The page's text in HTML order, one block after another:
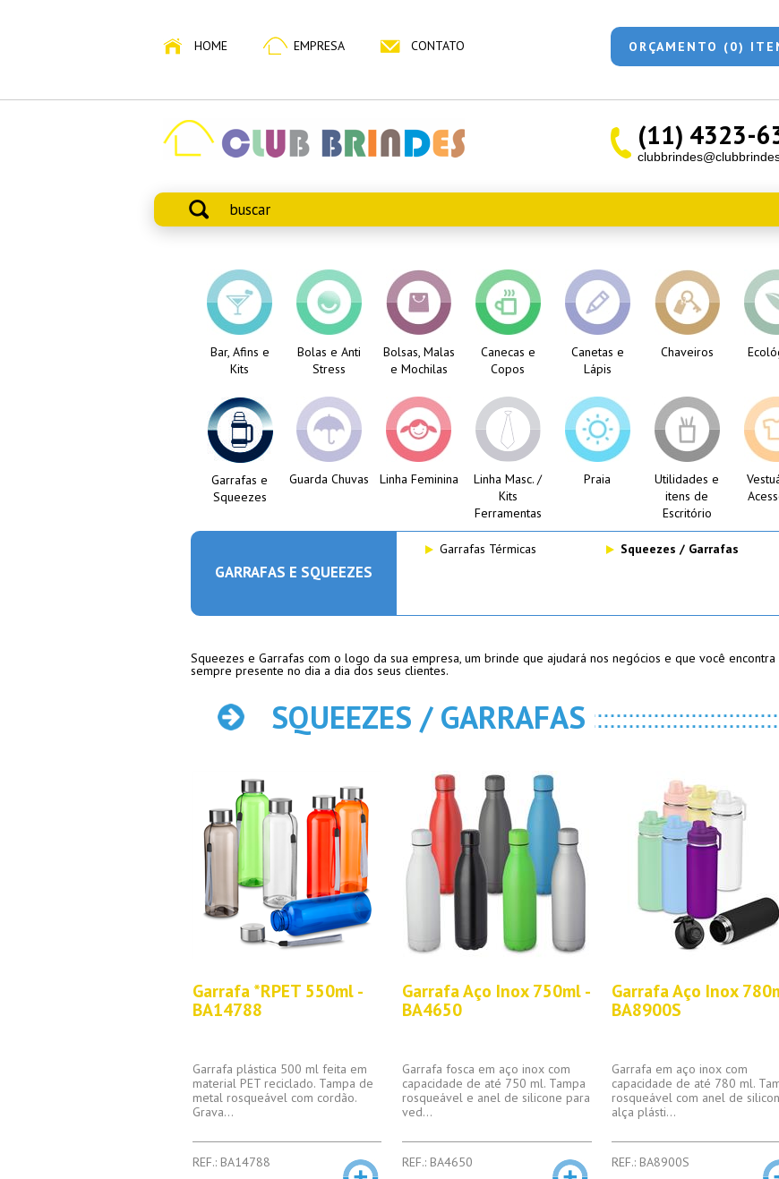
HOME EMPRESA CONTATO ORÇAMENTO (0)
(11) 4323-
Bar, Afins e
Kits
Bolas e Anti
Stress
Bolsas, Malas
e Mochilas
Canecas e
Copos
Canetas e
Lápis
Chaveiros
Garrafas e
Squeezes
Guarda Chuvas Linha Feminina
Linha Masc. /
Kits
Ferramentas
Praia
Utilidades e
itens de
Escritório
GARRAFAS E SQUEEZES
Garrafas Térmicas Squeezes / Garrafas
Squeezes e Garrafas com o logo da sua empresa, um brinde que ajudará nos negócios e que você encontra
sempre presente no dia a dia dos seus clientes.
SQUEEZES / GARRAFAS
Garrafa *RPET 550ml -
BA14788
Garrafa plástica 500 ml feita em
material PET reciclado. Tampa de
metal rosqueável com cordão.
Grava...
REF.: BA14788
Garrafa Aço Inox 750ml -
BA4650
Garrafa fosca em aço inox com
capacidade de até 750 ml. Tampa
rosqueável e anel de silicone para
ved...
REF.: BA4650
Garrafa Aço Inox
BA8900S
Garrafa em aço inox com
capacidade de até 780 ml.
rosqueável com anel de
alça plásti...
REF.: BA8900S